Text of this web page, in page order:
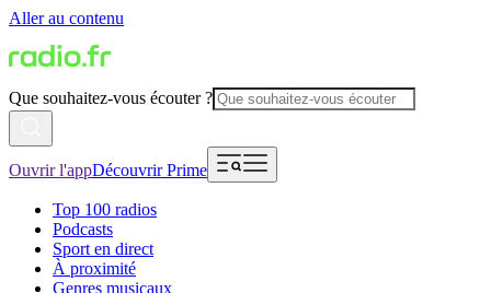
Aller au contenu
Que souhaitez-vous écouter ?
Ouvrir l'appDécouvrir Prime
Top 100 radios
Podcasts
Sport en direct
À proximité
Genres musicaux